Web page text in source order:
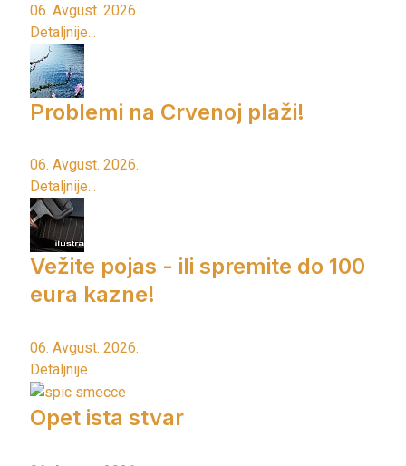
06. Avgust. 2026.
Detaljnije...
Problemi na Crvenoj plaži!
06. Avgust. 2026.
Detaljnije...
Vežite pojas - ili spremite do 100
eura kazne!
06. Avgust. 2026.
Detaljnije...
Opet ista stvar